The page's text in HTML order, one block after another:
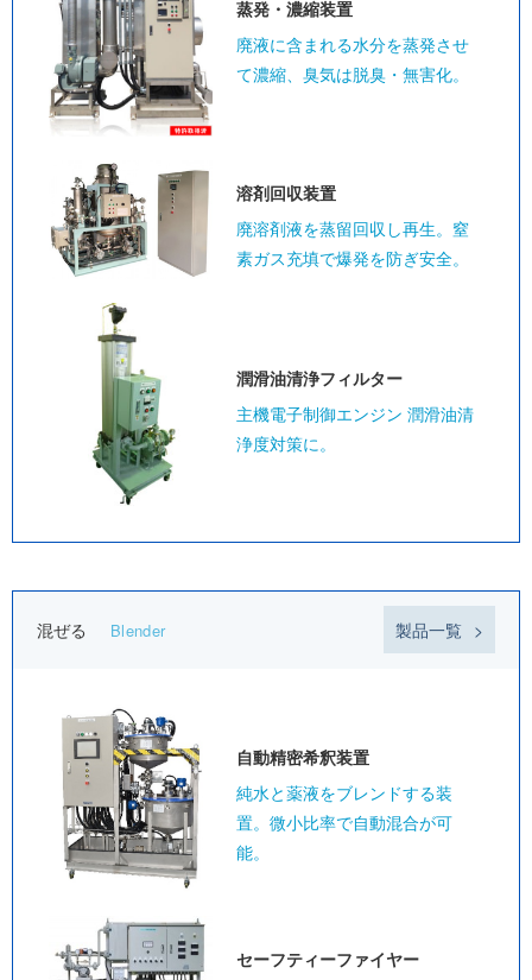
蒸発・濃縮装置
廃液に含まれる水分を蒸発させ
て濃縮、臭気は脱臭・無害化。
溶剤回収装置
廃溶剤液を蒸留回収し再生。窒
素ガス充填で爆発を防ぎ安全。
潤滑油清浄フィルター
主機電子制御エンジン 潤滑油清
浄度対策に。
混ぜる Blender 製品一覧
自動精密希釈装置
純水と薬液をブレンドする装
置。微小比率で自動混合が可
能。
セーフティーファイヤー